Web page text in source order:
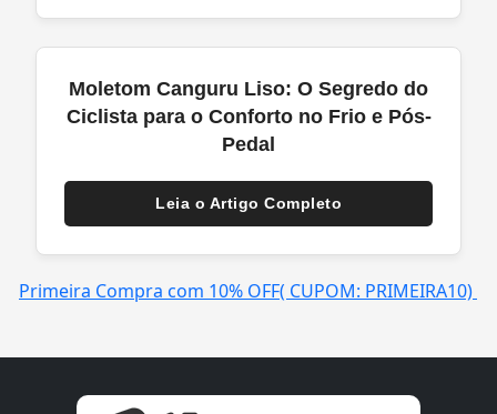
Moletom Canguru Liso: O Segredo do
Ciclista para o Conforto no Frio e Pós-
Pedal
Leia o Artigo Completo
Primeira Compra com 10% OFF( CUPOM: PRIMEIRA10)